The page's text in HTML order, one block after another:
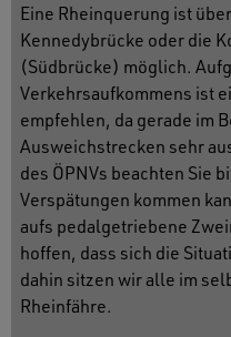
Eine Rheinquerung ist
Kennedybrücke oder die
(Südbrücke) möglich.
Verkehrsaufkommens ist
empfehlen, da gerade im
Ausweichstrecken sehr
des ÖPNVs beachten Sie
Verspätungen kommen
aufs pedalgetriebene
hoffen, dass sich die
dahin sitzen wir alle im
Rheinfähre.